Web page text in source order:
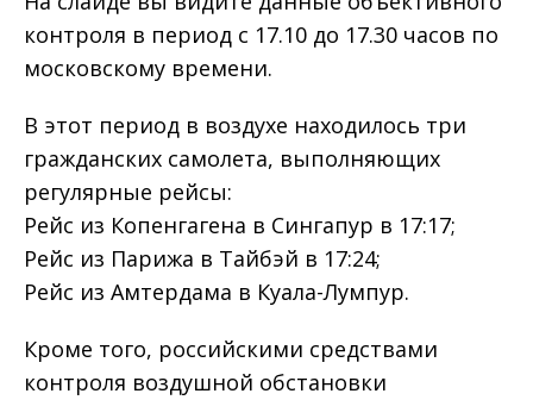
контроля в период с 17.10 до 17.30 часов по
московскому времени.
В этот период в воздухе находилось три
гражданских самолета, выполняющих
регулярные рейсы:
Рейс из Копенгагена в Сингапур в 17:17;
Рейс из Парижа в Тайбэй в 17:24;
Рейс из Амтердама в Куала-Лумпур.
Кроме того, российскими средствами
контроля воздушной обстановки